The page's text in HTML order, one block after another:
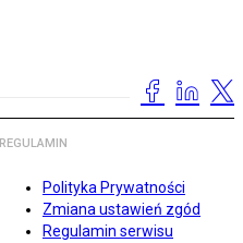
REGULAMIN
Polityka Prywatności
Zmiana ustawień zgód
Regulamin serwisu